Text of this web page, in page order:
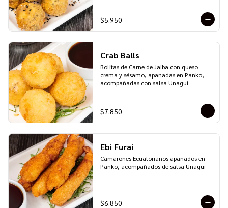
$5.950
Crab Balls
Bolitas de Carne de Jaiba con queso
crema y sésamo, apanadas en Panko,
acompañadas con salsa Unagui
$7.850
Ebi Furai
Camarones Ecuatorianos apanados en
Panko, acompañados de salsa Unagui
$6.850